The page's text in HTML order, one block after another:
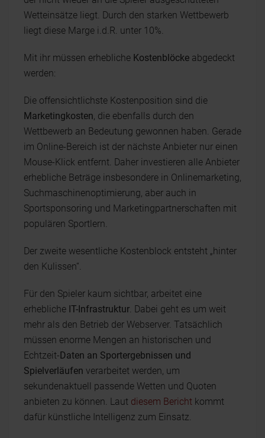
Wetteinsätze liegt. Durch den starken Wettbewerb
liegt diese Marge i.d.R. unter 10%.
Mit ihr müssen erhebliche Kostenblöcke abgedeckt
werden:
Die offensichtlichste Kostenposition sind die
Marketingkosten, die ebenfalls durch den
Wettbewerb an Bedeutung gewonnen haben. Gerade
im Online-Bereich ist der nächste Anbieter nur einen
Mouse-Klick entfernt. Daher investieren alle Anbieter
erhebliche Beträge insbesondere in Onlinemarketing,
Suchmaschinenoptimierung, aber auch in
Sportsponsoring und Marketingpartnerschaften mit
populären Sportlern.
Der zweite wesentliche Kostenblock entsteht „hinter
den Kulissen“.
Für den Spieler kaum sichtbar, arbeitet eine
erhebliche IT-Infrastruktur. Dabei geht es um weit
mehr als den Betrieb der Webserver. Tatsächlich
müssen enorme Mengen an historischen und
Echtzeit- Daten an Sportergebnissen und
Spielverläufen verarbeitet werden, um
sekundenaktuell passende Wetten und Quoten
anbieten zu können. Laut diesem Bericht kommt
dafür künstliche Intelligenz zum Einsatz.